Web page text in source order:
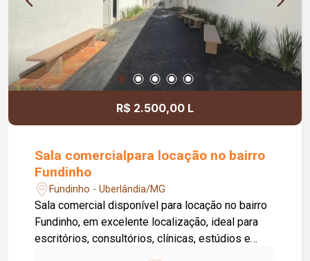
R$ 2.500,00 L
Sala comercialpara locação no bairro
Fundinho
Fundinho - Uberlândia/MG
Sala comercial disponível para locação no bairro
Fundinho, em excelente localização, ideal para
escritórios, consultórios, clínicas, estúdios e